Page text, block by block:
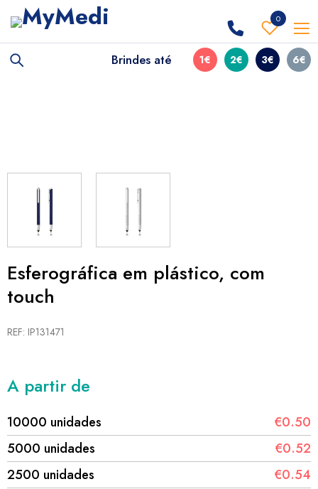
0
Brindes até 1€ 2€ 3€ 6€
Esferográfica em plástico, com
touch
REF: IP131471
A partir de
10000 unidades
€0.50
5000 unidades
€0.52
2500 unidades
€0.54